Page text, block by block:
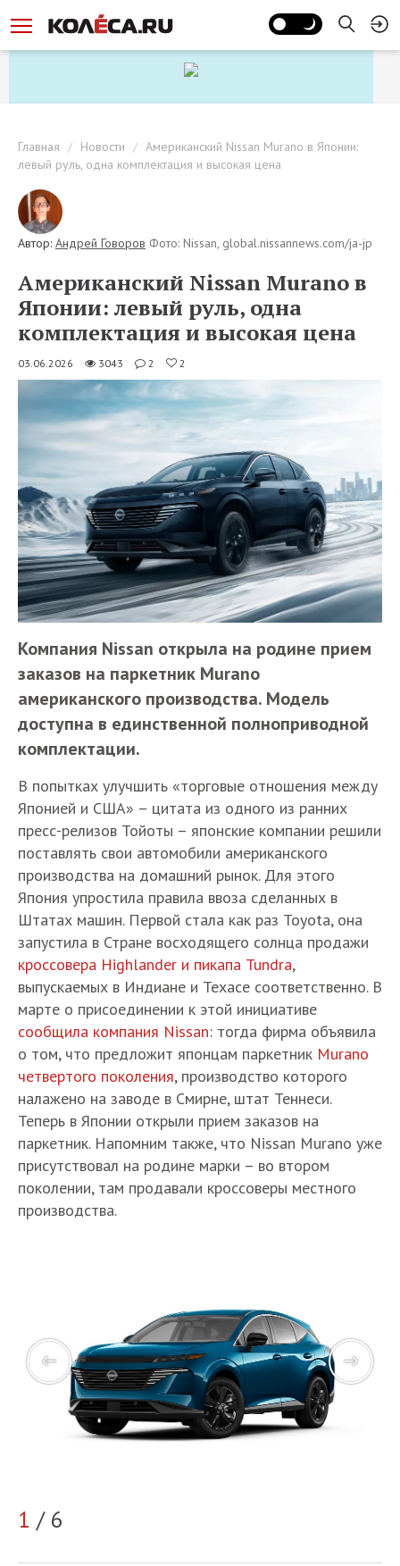
Главная Новости
Американский Nissan Murano в Японии:
левый руль, одна комплектация и высокая цена
Автор: Андрей Говоров Фото: Nissan, global.nissannews.com/ja-jp
Американский Nissan Murano в
Японии: левый руль, одна
комплектация и высокая цена
03.06.2026 3043 2 2
Компания Nissan открыла на родине прием
заказов на паркетник Murano
американского производства. Модель
доступна в единственной полноприводной
комплектации.
В попытках улучшить «торговые отношения между
Японией и США» – цитата из одного из ранних
пресс-релизов Тойоты – японские компании решили
поставлять свои автомобили американского
производства на домашний рынок. Для этого
Япония упростила правила ввоза сделанных в
Штатах машин. Первой стала как раз Toyota, она
запустила в Стране восходящего солнца продажи
кроссовера Highlander и пикапа Tundra,
выпускаемых в Индиане и Техасе соответственно. В
марте о присоединении к этой инициативе
сообщила компания Nissan: тогда фирма объявила
о том, что предложит японцам паркетник Murano
четвертого поколения, производство которого
налажено на заводе в Смирне, штат Теннеси.
Теперь в Японии открыли прием заказов на
паркетник. Напомним также, что Nissan Murano уже
присутствовал на родине марки – во втором
поколении, там продавали кроссоверы местного
производства.
1 / 6